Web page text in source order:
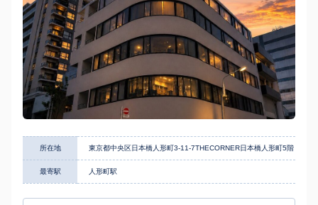
所在地 東京都中央区日本橋人形町3-11-7THECORNER日本橋人形町5階
最寄駅 人形町駅